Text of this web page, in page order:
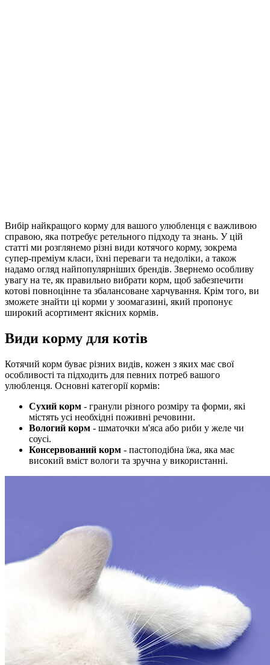
Вибір найкращого корму для вашого улюбленця є важливою
справою, яка потребує ретельного підходу та знань. У цій
статті ми розглянемо різні види котячого корму, зокрема
супер-преміум класи, їхні переваги та недоліки, а також
надамо огляд найпопулярніших брендів. Звернемо особливу
увагу на те, як правильно вибрати корм, щоб забезпечити
котові повноцінне та збалансоване харчування. Крім того, ви
зможете знайти ці корми у зоомагазині, який пропонує
широкий асортимент якісних кормів.
Види корму для котів
Котячий корм буває різних видів, кожен з яких має свої
особливості та підходить для певних потреб вашого
улюбленця. Основні категорії кормів:
Сухий корм - гранули різного розміру та форми, які
містять усі необхідні поживні речовини.
Вологий корм - шматочки м'яса або риби у желе чи
соусі.
Консервований корм - пастоподібна їжа, яка має
високий вміст вологи та зручна у використанні.